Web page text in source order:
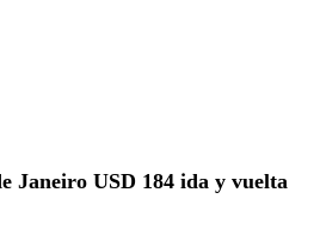
Janeiro USD 184 ida y vuelta